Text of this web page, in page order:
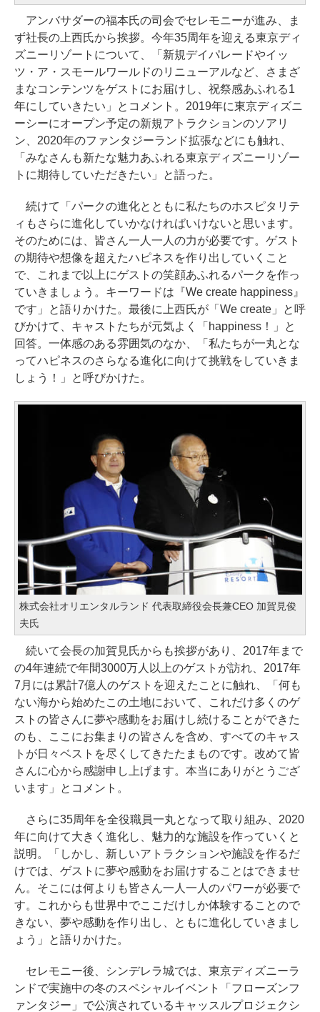
アンバサダーの福本氏の司会でセレモニーが進み、ま
ず社長の上西氏から挨拶。今年35周年を迎える東京ディ
ズニーリゾートについて、「新規デイパレードやイッ
ツ・ア・スモールワールドのリニューアルなど、さまざ
まなコンテンツをゲストにお届けし、祝祭感あふれる1
年にしていきたい」とコメント。2019年に東京ディズニ
ーシーにオープン予定の新規アトラクションのソアリ
ン、2020年のファンタジーランド拡張などにも触れ、
「みなさんも新たな魅力あふれる東京ディズニーリゾー
トに期待していただきたい」と語った。
続けて「パークの進化とともに私たちのホスピタリテ
ィもさらに進化していかなければいけないと思います。
そのためには、皆さん一人一人の力が必要です。ゲスト
の期待や想像を超えたハピネスを作り出していくこと
で、これまで以上にゲストの笑顔あふれるパークを作っ
ていきましょう。キーワードは『We create happiness』
です」と語りかけた。最後に上西氏が「We create」と呼
びかけて、キャストたちが元気よく「happiness！」と
回答。一体感のある雰囲気のなか、「私たちが一丸とな
ってハピネスのさらなる進化に向けて挑戦をしていきま
しょう！」と呼びかけた。
株式会社オリエンタルランド 代表取締役会長兼CEO 加賀見俊
夫氏
続いて会長の加賀見氏からも挨拶があり、2017年まで
の4年連続で年間3000万人以上のゲストが訪れ、2017年
7月には累計7億人のゲストを迎えたことに触れ、「何も
ない海から始めたこの土地において、これだけ多くのゲ
ストの皆さんに夢や感動をお届けし続けることができた
のも、ここにお集まりの皆さんを含め、すべてのキャス
トが日々ベストを尽くしてきたたまものです。改めて皆
さんに心から感謝申し上げます。本当にありがとうござ
います」とコメント。
さらに35周年を全役職員一丸となって取り組み、2020
年に向けて大きく進化し、魅力的な施設を作っていくと
説明。「しかし、新しいアトラクションや施設を作るだ
けでは、ゲストに夢や感動をお届けすることはできませ
ん。そこには何よりも皆さん一人一人のパワーが必要で
す。これからも世界中でここだけしか体験することので
きない、夢や感動を作り出し、ともに進化していきまし
ょう」と語りかけた。
セレモニー後、シンデレラ城では、東京ディズニーラ
ンドで実施中の冬のスペシャルイベント「フローズンフ
ァンタジー」で公演されているキャッスルプロジェクシ